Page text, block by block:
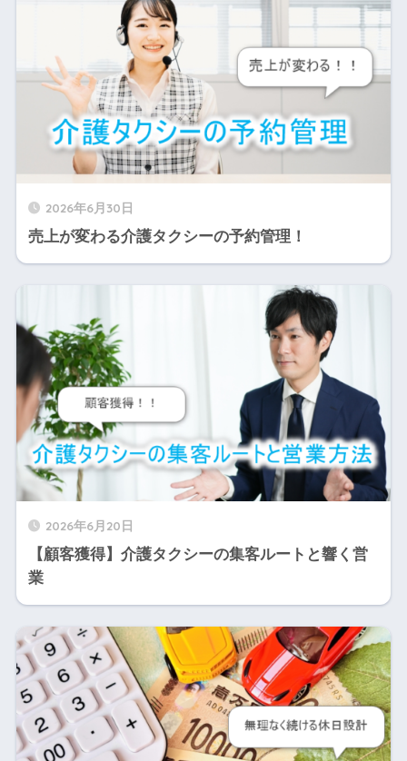
2026年6月30日
売上が変わる介護タクシーの予約管理！
2026年6月20日
【顧客獲得】介護タクシーの集客ルートと響く営
業